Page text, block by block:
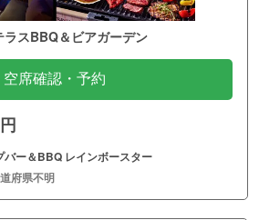
ラスBBQ＆ビアガーデン
空席確認・予約
ー＆BBQ レインボースター
府県不明